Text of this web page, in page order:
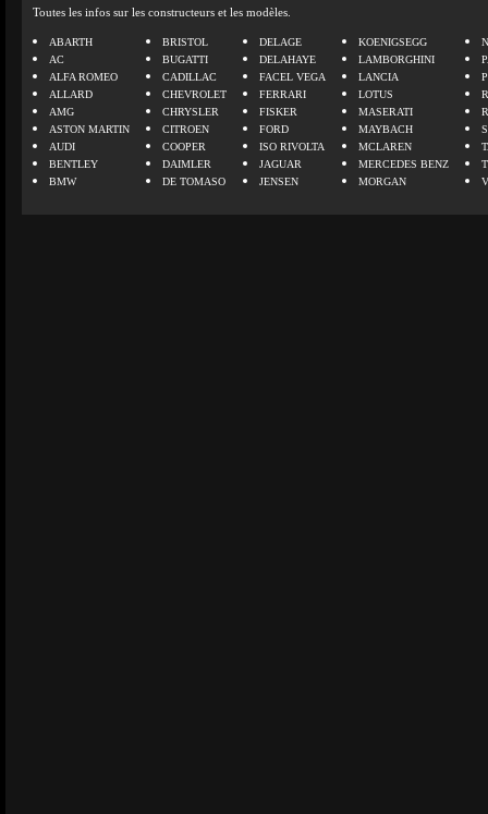
Toutes les infos sur les constructeurs et les modèles.
ABARTH
AC
ALFA ROMEO
ALLARD
AMG
ASTON MARTIN
AUDI
BENTLEY
BMW
BRISTOL
BUGATTI
CADILLAC
CHEVROLET
CHRYSLER
CITROEN
COOPER
DAIMLER
DE TOMASO
DELAGE
DELAHAYE
FACEL VEGA
FERRARI
FISKER
FORD
ISO RIVOLTA
JAGUAR
JENSEN
KOENIGSEGG
LAMBORGHINI
LANCIA
LOTUS
MASERATI
MAYBACH
MCLAREN
MERCEDES BENZ
MORGAN